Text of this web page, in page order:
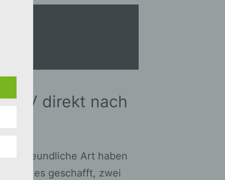
TV direkt nach
freundliche Art haben
habe es geschafft, zwei